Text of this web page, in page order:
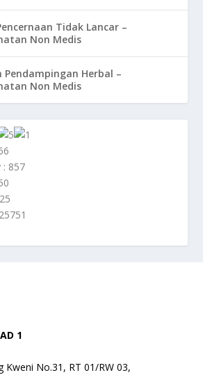
Tidak Lancar –
Non Medis
Pendampingan Herbal –
Non Medis
: 857
1
Kweni No.31, RT 01/RW 03,